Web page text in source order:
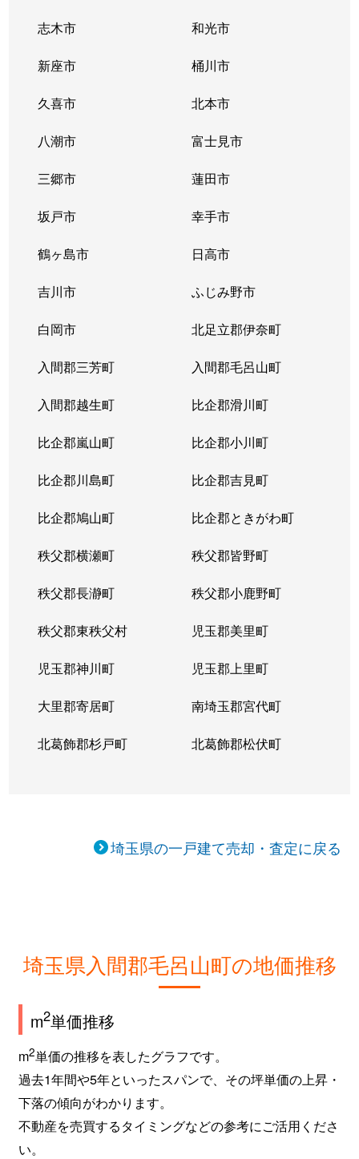
志木市 和光市
新座市 桶川市
久喜市 北本市
八潮市 富士見市
三郷市 蓮田市
坂戸市 幸手市
鶴ヶ島市 日高市
吉川市 ふじみ野市
白岡市 北足立郡伊奈町
入間郡三芳町 入間郡毛呂山町
入間郡越生町 比企郡滑川町
比企郡嵐山町 比企郡小川町
比企郡川島町 比企郡吉見町
比企郡鳩山町 比企郡ときがわ町
秩父郡横瀬町 秩父郡皆野町
秩父郡長瀞町 秩父郡小鹿野町
秩父郡東秩父村 児玉郡美里町
児玉郡神川町 児玉郡上里町
大里郡寄居町 南埼玉郡宮代町
北葛飾郡杉戸町 北葛飾郡松伏町
埼玉県の一戸建て売却・査定に戻る
埼玉県入間郡毛呂山町の地価推移
m2単価推移
m2単価の推移を表したグラフです。
過去1年間や5年といったスパンで、その坪単価の上昇・
下落の傾向がわかります。
不動産を売買するタイミングなどの参考にご活用くださ
い。